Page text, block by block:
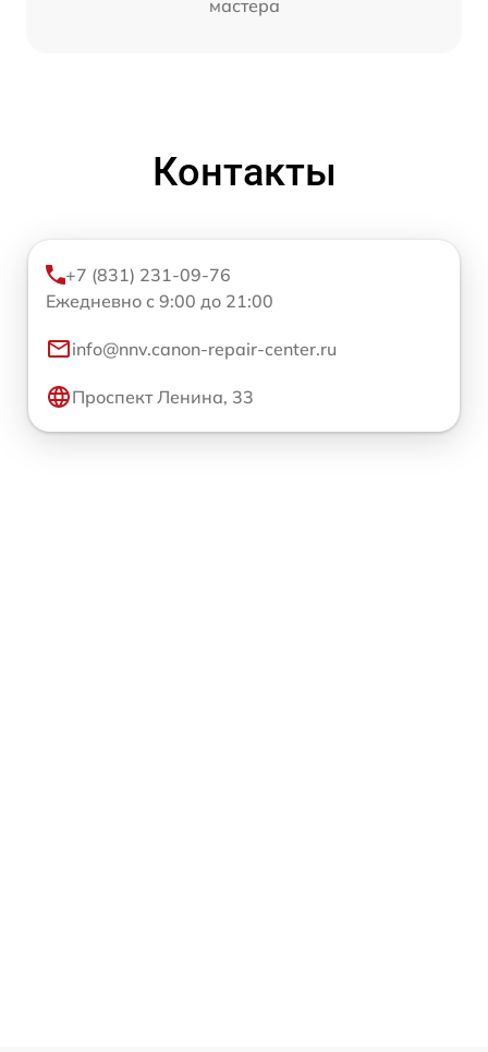
мастера
Контакты
+7 (831) 231-09-76
Ежедневно с 9:00 до 21:00
info@nnv.canon-repair-center.ru
Проспект Ленина, 33